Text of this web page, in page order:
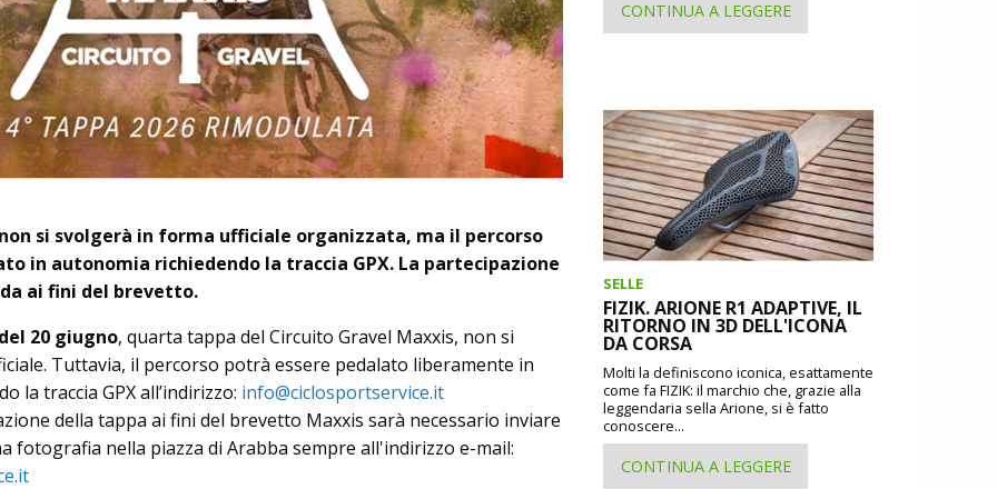
si svolgerà in forma ufficiale organizzata, ma il percorso
in autonomia richiedendo la traccia GPX. La partecipazione
ai fini del brevetto.
20 giugno, quarta tappa del Circuito Gravel Maxxis, non si
Tuttavia, il percorso potrà essere pedalato liberamente in
la traccia GPX all’indirizzo: info@ciclosportservice.it
della tappa ai fini del brevetto Maxxis sarà necessario inviare
fotografia nella piazza di Arabba sempre all'indirizzo e-mail:
CONTINUA A LEGGERE
SELLE
FIZIK. ARIONE R1 ADAPTIVE, IL
RITORNO IN 3D DELL'ICONA
DA CORSA
Molti la definiscono iconica, esattamente
come fa FIZIK: il marchio che, grazie alla
leggendaria sella Arione, si è fatto
conoscere...
CONTINUA A LEGGERE